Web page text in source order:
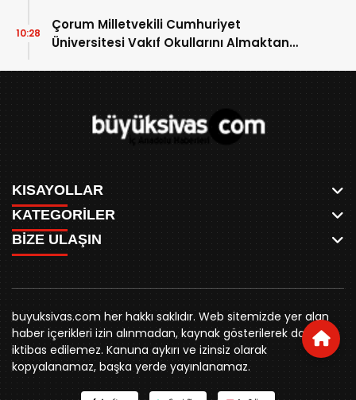
Çorum Milletvekili Cumhuriyet
Üniversitesi Vakıf Okullarını Almaktan
10:28
KISAYOLLAR
ANASAYFA
AKSU CANLI
MEYDAN CANLI
MEDRESELER CANLI
MERAKÜM CANLI
YUKARI TEKKE CANLI
KURUMSAL KİMLİK
REKLAM FİYATLARI
BİZE ULAŞIN
KÜNYE
KATEGORİLER
WHATSAPP
SPOR
SİYASET
BELEDİYE
SİVAS VALİLİĞİ
ÜNİVERSİTE
KURUMLAR
STK
YORUM
BİZE ULAŞIN
0346 221 00 60
buyuksivashaber@gmail.com
Örtülüpınar Mah. İnönü Bulvarı Özkahya Apt. Kat:3 D:7
Sivas
buyuksivas.com her hakkı saklıdır. Web sitemizde yer alan
haber içerikleri izin alınmadan, kaynak gösterilerek dahi
iktibas edilemez. Kanuna aykırı ve izinsiz olarak
kopyalanamaz, başka yerde yayınlanamaz.